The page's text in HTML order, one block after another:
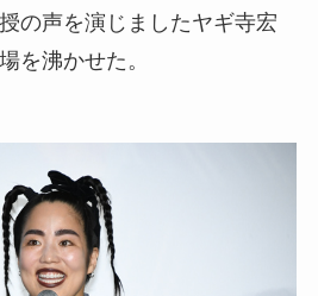
の声を演じましたヤギ寺宏
を沸かせた。